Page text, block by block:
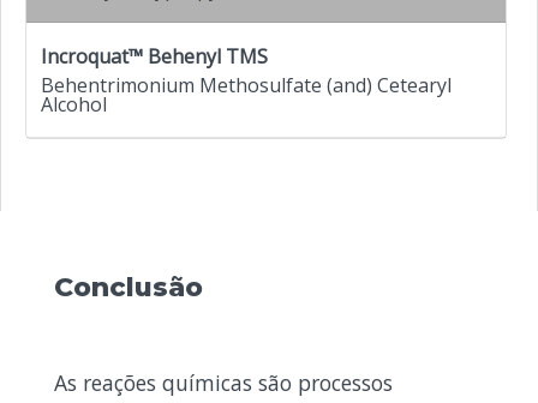
Incroquat™ Behenyl TMS
Behentrimonium Methosulfate (and) Cetearyl
Alcohol
Conclusão
As reações químicas são processos